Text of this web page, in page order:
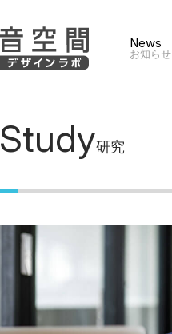
News
お知らせ
Study研究